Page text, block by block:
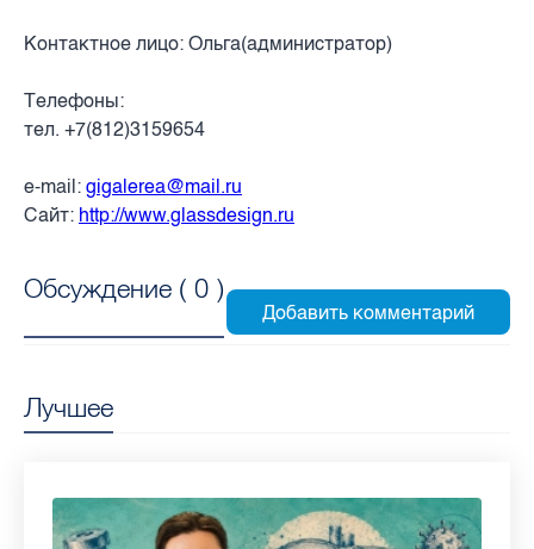
Контактное лицо: Ольга(администратор)
Телефоны:
тел. +7(812)3159654
e-mail: gigalerea@mail.ru
Сайт: http://www.glassdesign.ru
Обсуждение ( 0 )
Лучшее